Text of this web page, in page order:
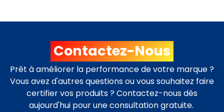
Contactez-Nous
Prêt à améliorer la performance de votre marque ?
Vous avez d'autres questions ou vous souhaitez faire
certifier vos produits ? Contactez-nous dès
aujourd'hui pour une consultation gratuite.